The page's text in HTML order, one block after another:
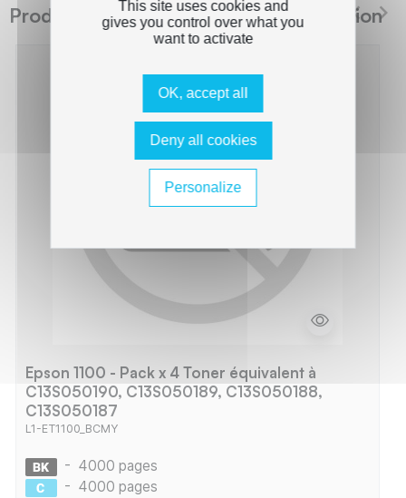
Produits suggérés The Premium Solution
Epson 1100 - Pack x 4 Toner équivalent à
C13S050190, C13S050189, C13S050188,
C13S050187
L1-ET1100_BCMY
- 4000 pages
- 4000 pages
This site uses cookies and
gives you control over what you
want to activate
OK, accept all
Deny all cookies
Personalize